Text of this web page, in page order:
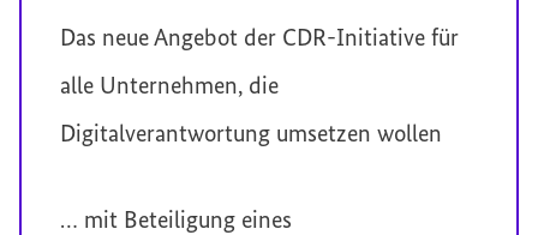
Das neue Angebot der CDR-Initiative für
alle Unternehmen, die
Digitalverantwortung umsetzen wollen
… mit Beteiligung eines